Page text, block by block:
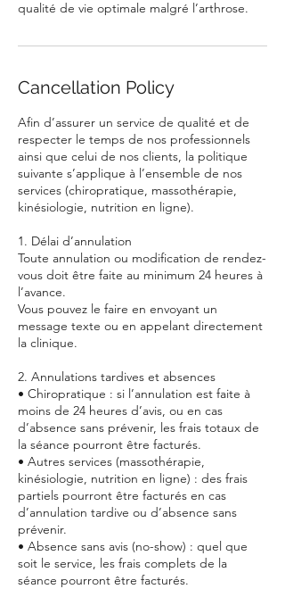
Cancellation Policy
Afin d’assurer un service de qualité et de
respecter le temps de nos professionnels
ainsi que celui de nos clients, la politique
suivante s’applique à l’ensemble de nos
services (chiropratique, massothérapie,
kinésiologie, nutrition en ligne).
1. Délai d’annulation
Toute annulation ou modification de rendez-
vous doit être faite au minimum 24 heures à
l’avance.
Vous pouvez le faire en envoyant un
message texte ou en appelant directement
la clinique.
2. Annulations tardives et absences
• Chiropratique : si l’annulation est faite à
moins de 24 heures d’avis, ou en cas
d’absence sans prévenir, les frais totaux de
la séance pourront être facturés.
• Autres services (massothérapie,
kinésiologie, nutrition en ligne) : des frais
partiels pourront être facturés en cas
d’annulation tardive ou d’absence sans
prévenir.
• Absence sans avis (no-show) : quel que
soit le service, les frais complets de la
séance pourront être facturés.